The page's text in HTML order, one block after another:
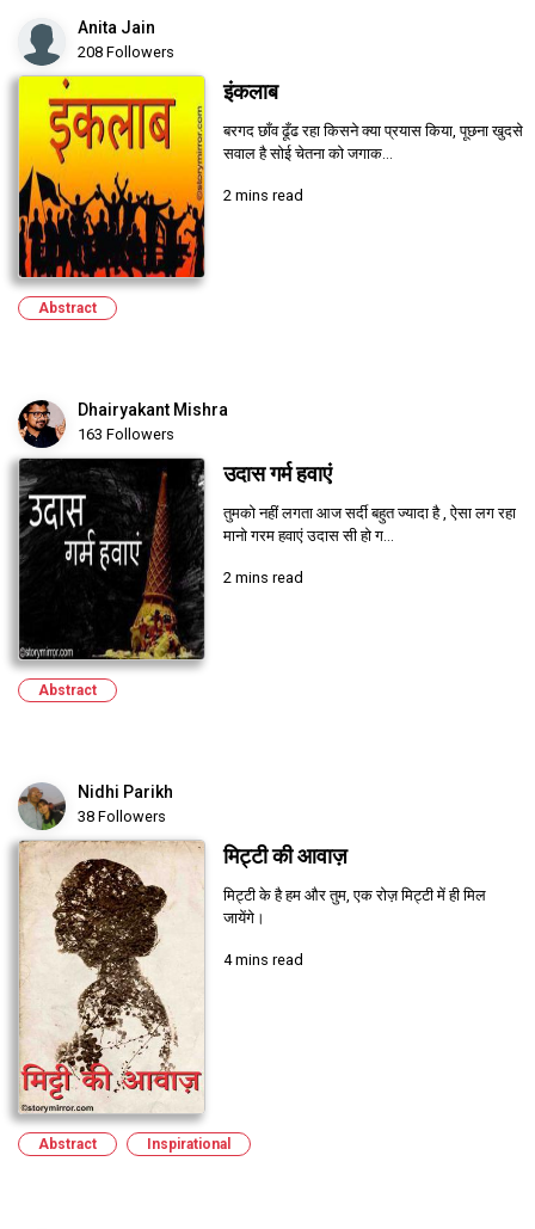
Anita Jain
208 Followers
इंकलाब
बरगद छाँव ढूँढ रहा किसने क्या प्रयास किया, पूछना खुदसे
सवाल है सोई चेतना को जगाक...
2 mins read
Abstract
Dhairyakant Mishra
163 Followers
उदास गर्म हवाएं
तुमको नहीं लगता आज सर्दी बहुत ज्यादा है , ऐसा लग रहा
मानो गरम हवाएं उदास सी हो ग...
2 mins read
Abstract
Nidhi Parikh
38 Followers
मिट्टी की आवाज़
मिट्टी के है हम और तुम, एक रोज़ मिट्टी में ही मिल
जायेंगे।
4 mins read
Abstract Inspirational